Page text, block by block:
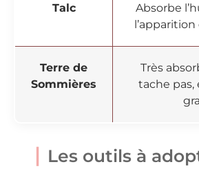
Talc
Absorbe
Terre de
Sommières
Très
tache pas,
Les outils à